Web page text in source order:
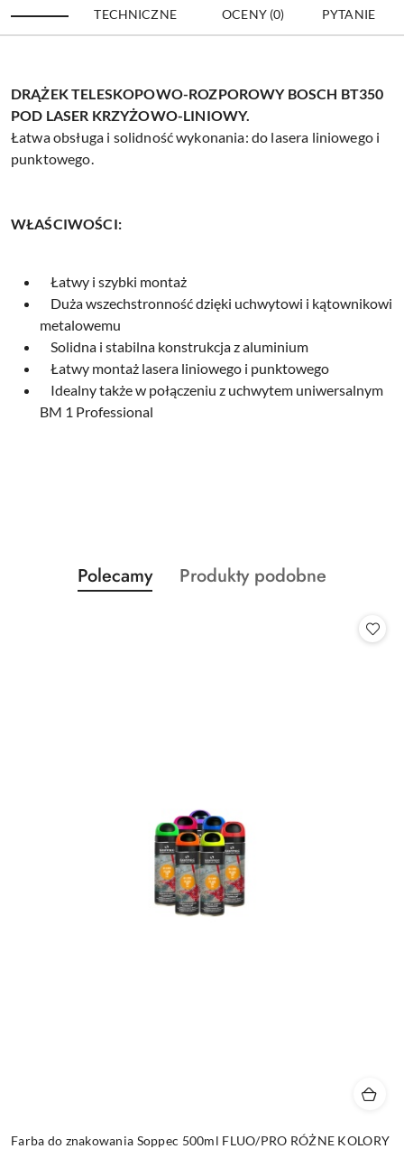
TECHNICZNE
OCENY (0)
PYTANIE
DRĄŻEK TELESKOPOWO-ROZPOROWY BOSCH BT350
POD LASER KRZYŻOWO-LINIOWY.
Łatwa obsługa i solidność wykonania: do lasera liniowego i
punktowego.
WŁAŚCIWOŚCI:
Łatwy i szybki montaż
Duża wszechstronność dzięki uchwytowi i kątownikowi
metalowemu
Solidna i stabilna konstrukcja z aluminium
Łatwy montaż lasera liniowego i punktowego
Idealny także w połączeniu z uchwytem uniwersalnym
BM 1 Professional
Pomiń karuzelę produktów
Produkty
o
Polecamy
Produkty
Produkty podobne
Farba do znakowania Soppec 500ml FLUO/PRO RÓŻNE KOLORY